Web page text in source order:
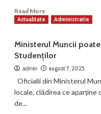
Vulcan
Read MoreRead
more
de
cercetare
și
educație
Universitatea
Actualitate Administratie
Ministerul Muncii
Studenților
admin august 7, 2025
Oficialii din Ministerul
locale, clădirea ce
de...